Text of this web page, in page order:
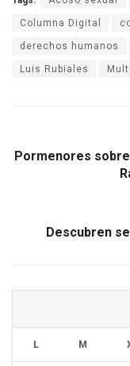
Columna Digital
derechos humanos
Luis Rubiales
Pormenores
Descubren
L M